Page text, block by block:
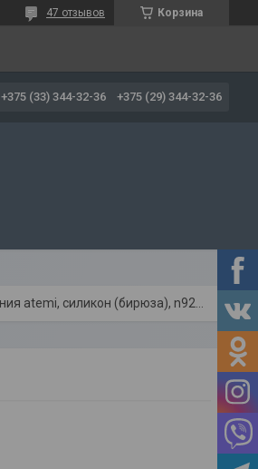
Корзина
47 отзывов
+375 (33) 344-32-36 +375 (29) 344-32-36